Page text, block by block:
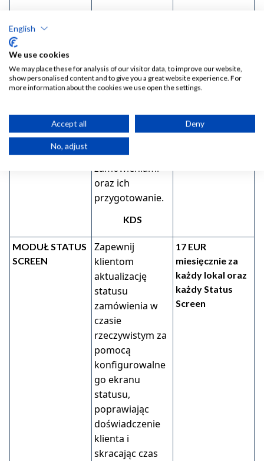
cyfrowego
systemu
wyświetlania
efektywne
zarządzanie
zamówieniami
oraz ich
przygotowanie.
KDS
każdy KDS
MODUŁ STATUS
SCREEN
Zapewnij
klientom
aktualizację
statusu
zamówienia w
czasie
rzeczywistym za
pomocą
konfigurowalne
go ekranu
statusu,
poprawiając
doświadczenie
klienta i
skracając czas
17 EUR
miesięcznie za
każdy lokal oraz
każdy Status
Screen
English
We use cookies
We may place these for analysis of our visitor data, to improve our website,
show personalised content and to give you a great website experience. For
more information about the cookies we use open the settings.
Accept all Deny
No, adjust